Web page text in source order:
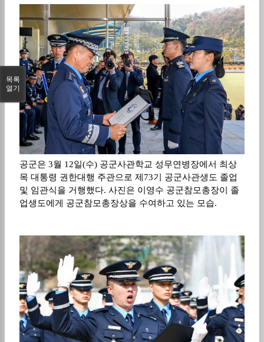
공군은 3월 12일(수) 공군사관학교 성무연병장에서 최상
목 대통령 권한대행 주관으로 제73기 공군사관생도 졸업
및 임관식을 거행했다. 사진은 이영수 공군참모총장이 졸
업생도에게 공군참모총장상을 수여하고 있는 모습.
목록
열기